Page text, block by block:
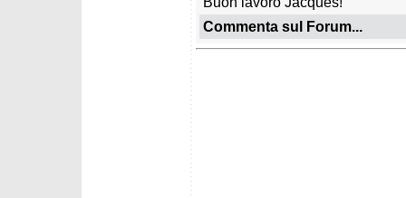
Commenta sul Forum...